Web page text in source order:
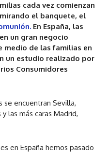
cada vez comienzan
el banquete, el
En España, las
un gran negocio
de las familias en
un estudio realizado por
Consumidores
se encuentran Sevilla,
las más caras Madrid,
en España hemos pasado